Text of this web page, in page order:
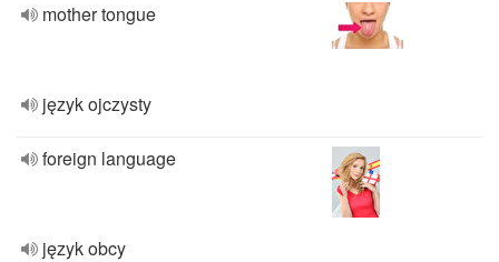
mother tongue
język ojczysty
foreign language
język obcy